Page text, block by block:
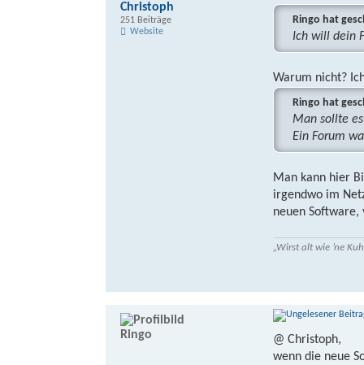
Ringo hat
Ich will dein
Warum nicht?
Ringo hat
Man sollte
Ein Forum
Man kann hier
irgendwo im
neuen Software,
„Wirst alt wie ’ne
Christoph
251 Beiträge
Website
@ Christoph,
wenn die neue
Ringo